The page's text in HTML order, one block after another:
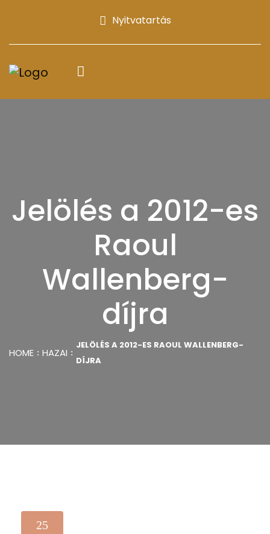
Nyitvatartás
Jelölés a 2012-es
Raoul
Wallenberg-
díjra
HOME HAZAI
JELÖLÉS A 2012-ES RAOUL WALLENBERG-
DÍJRA
25